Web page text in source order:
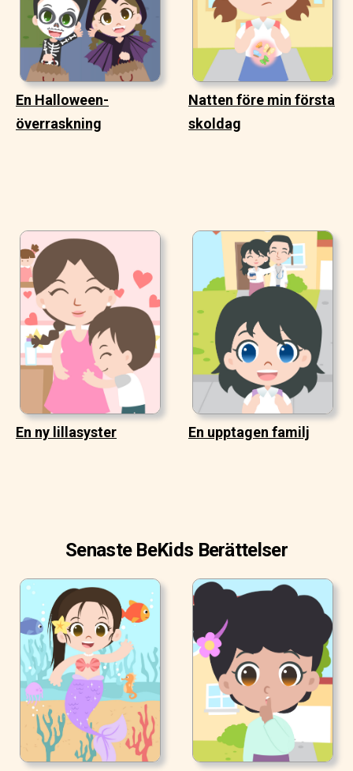
En Halloween-
överraskning
Natten före min första
skoldag
En ny lillasyster En upptagen familj
Senaste BeKids Berättelser